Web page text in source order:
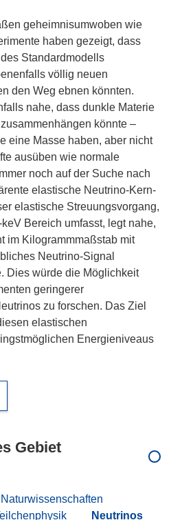
geheimnisumwoben wie
haben gezeigt, dass
Standardmodells
völlig neuen
den Weg ebnen könnten.
nahe, dass dunkle Materie
könnte –
eine Masse haben, aber nicht
ausüben wie normale
noch auf der Suche nach
elastische Neutrino-Kern-
elastische Streuungsvorgang,
Bereich umfasst, legt nahe,
im Kilogrammmaßstab mit
Neutrino-Signal
Dies würde die Möglichkeit
geringerer
zu forschen. Das Ziel
elastischen
Energieniveaus
Gebiet
Naturwissenschaften
Neutrinos